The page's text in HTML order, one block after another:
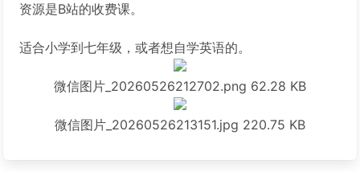
资源是B站的收费课。
适合小学到七年级，或者想自学英语的。
微信图片_20260526212702.png 62.28 KB
微信图片_20260526213151.jpg 220.75 KB